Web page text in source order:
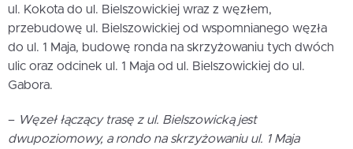
ul. Kokota do ul. Bielszowickiej wraz z węzłem,
przebudowę ul. Bielszowickiej od wspomnianego węzła
do ul. 1 Maja, budowę ronda na skrzyżowaniu tych dwóch
ulic oraz odcinek ul. 1 Maja od ul. Bielszowickiej do ul.
Gabora.
– Węzeł łączący trasę z ul. Bielszowicką jest
dwupoziomowy, a rondo na skrzyżowaniu ul. 1 Maja